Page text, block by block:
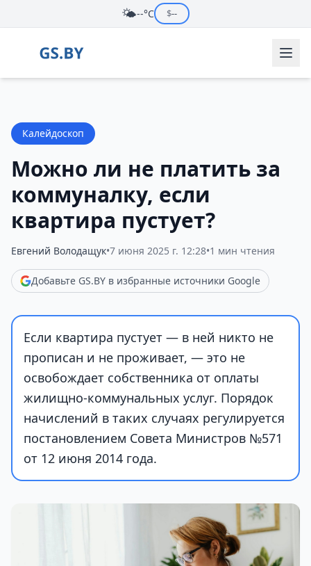
🌤️--°C $--
Калейдоскоп
Можно ли не платить за
коммуналку, если
квартира пустует?
Евгений Володащук•7 июня 2025 г. 12:28•1 мин чтения
Добавьте GS.BY в избранные источники Google
Если квартира пустует — в ней никто не
прописан и не проживает, — это не
освобождает собственника от оплаты
жилищно-коммунальных услуг. Порядок
начислений в таких случаях регулируется
постановлением Совета Министров №571
от 12 июня 2014 года.